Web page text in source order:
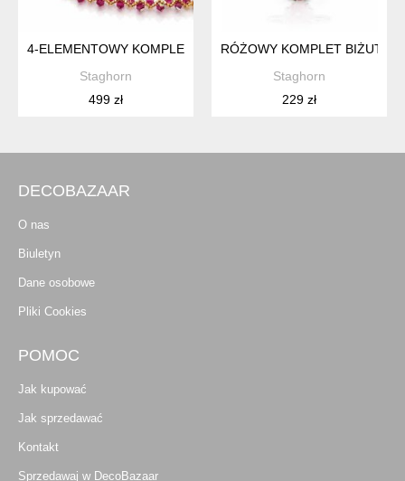
4-ELEMENTOWY KOMPLET BIŻUTERII FUCHSIA AB
Staghorn
499 zł
RÓŻOWY KOMPLET
Staghorn
229 zł
DECOBAZAAR
O nas
Biuletyn
Dane osobowe
Pliki Cookies
POMOC
Jak kupować
Jak sprzedawać
Kontakt
Sprzedawaj w DecoBazaar